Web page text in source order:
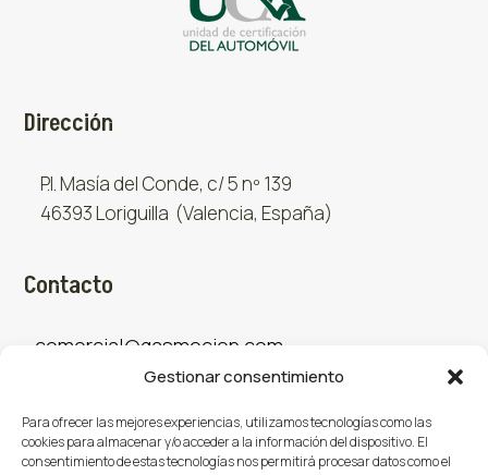
Gestionar consentimiento
Para ofrecer las mejores experiencias, utilizamos tecnologías como las
cookies para almacenar y/o acceder a la información del dispositivo. El
consentimiento de estas tecnologías nos permitirá procesar datos como el
Dirección
P.I. Masía del Conde, c/ 5 nº 139
46393 Loriguilla (Valencia, España)
Contacto
comercial@gasmocion.com